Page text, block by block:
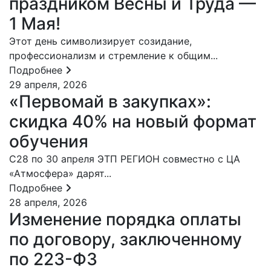
1 Мая!
Этот день символизирует созидание,
профессионализм и стремление к общим...
Подробнее
29 апреля, 2026
«Первомай в закупках»:
скидка 40% на новый формат
обучения
C28 по 30 апреля ЭТП РЕГИОН совместно с ЦА
«Атмосфера» дарят...
Подробнее
28 апреля, 2026
Изменение порядка оплаты
по договору, заключенному
по 223-ФЗ